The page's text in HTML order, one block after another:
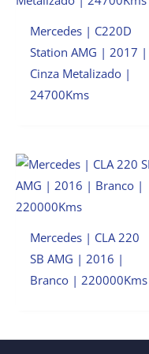
Mercedes | C220D
Station AMG | 2017 |
Cinza Metalizado |
24700Kms
Mercedes | CLA 220
SB AMG | 2016 |
Branco | 220000Kms